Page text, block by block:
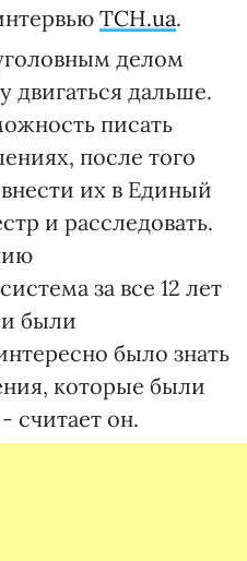
ТСН.ua.
делом
двигаться дальше.
писать
после того
их в Единый
и расследовать.
за все 12 лет
были
было знать
которые были
считает он.